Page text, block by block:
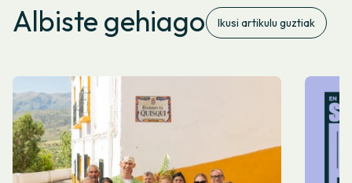
Albiste gehiago Ikusi artikulu guztiak